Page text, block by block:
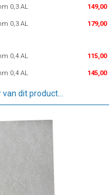
0,3 AL 149,00
0,3 AL 179,00
0,4 AL 115,00
0,4 AL 145,00
dit product...